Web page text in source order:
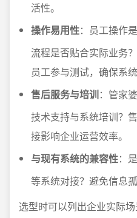
活性。
操作易用性：员工操作
流程是否贴合实际业务
员工参与测试，确保系
售后服务与培训：管家
技术支持与系统培训？
接影响企业运营效率。
与现有系统的兼容性：
等系统对接？避免信息
选型时可以列出企业实际